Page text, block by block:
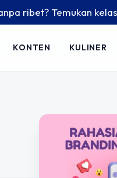
ribet? Temukan kelas
KONTEN KULINER